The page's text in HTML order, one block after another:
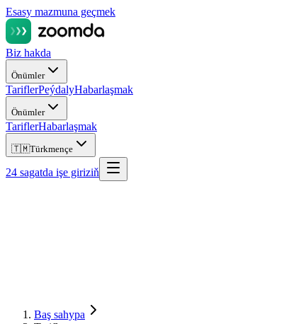
Esasy mazmuna geçmek
Biz hakda
Önümler
TariflerPeýdalyHabarlaşmak
Önümler
TariflerHabarlaşmak
🇹🇲Türkmençe
24 sagatda işe giriziň
Baş sahypa